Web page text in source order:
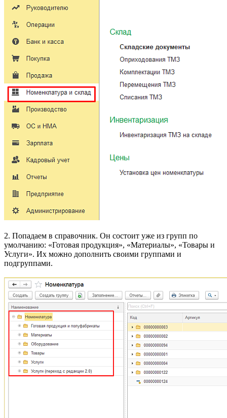
2. Попадаем в справочник. Он состоит уже из групп по
умолчанию: «Готовая продукция», «Материалы», «Товары и
Услуги». Их можно дополнить своими группами и
подгруппами.